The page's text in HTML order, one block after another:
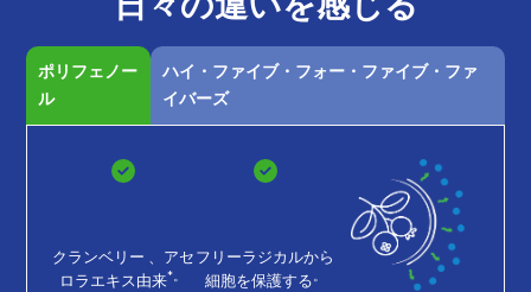
ポリフェノー
ル
ハイ・ファイブ・フォー・ファイブ・ファ
イバーズ
クランベリー 、アセ
ロラエキス由来*。
フリーラジカルから
細胞を保護する。